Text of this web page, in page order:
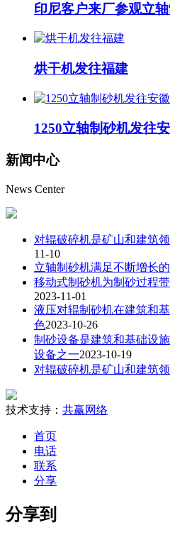
印尼客户来厂参观立
烘干机发往福建
1250立轴制砂机发往
新闻中心
News Center
对辊破碎机是矿山和建筑
11-10
立轴制砂机满足不断增长
移动式制砂机为制砂过程
2023-11-01
液压对辊制砂机在建筑和
色2023-10-26
制砂设备是建筑和基础设
设备之一2023-10-19
对辊破碎机是矿山和建筑
技术支持： 共赢网络
首页
电话
联系
分享
分享到